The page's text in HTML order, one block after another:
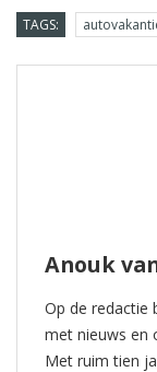
TAGS:
Anouk
Op de redactie
met nieuws en
Met ruim tien